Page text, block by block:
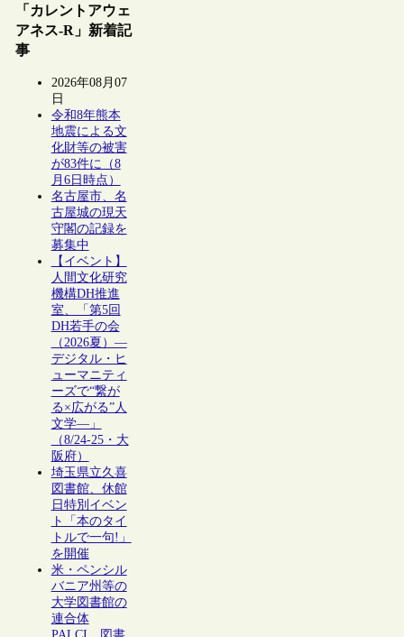
「カレントアウェ
アネス-R」新着記
事
2026年08月07
日
令和8年熊本
地震による文
化財等の被害
が83件に（8
月6日時点）
名古屋市、名
古屋城の現天
守閣の記録を
募集中
【イベント】
人間文化研究
機構DH推進
室、「第5回
DH若手の会
（2026夏）―
デジタル・ヒ
ューマニティ
ーズで“繋が
る×広がる”人
文学―」
（8/24-25・大
阪府）
埼玉県立久喜
図書館、休館
日特別イベン
ト「本のタイ
トルで一句!」
を開催
米・ペンシル
バニア州等の
大学図書館の
連合体